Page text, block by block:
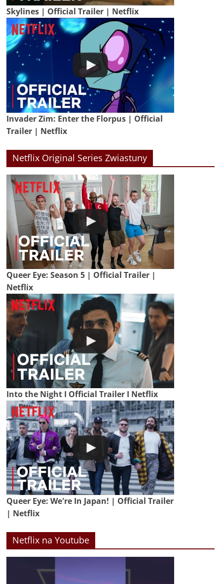
Skylines | Official Trailer | Netflix
Invader Zim: Enter the Florpus | Official
Trailer | Netflix
Netflix Original Series Zwiastuny
Queer Eye: Season 5 | Official Trailer |
Netflix
Into the Night I Official Trailer I Netflix
Queer Eye: We're In Japan! | Official Trailer
| Netflix
Netflix na Youtube